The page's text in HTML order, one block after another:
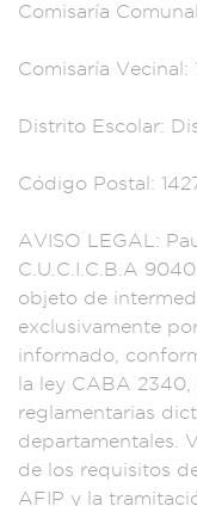
Comisaría
Comisaría Vecinal:
Distrito Escol ar:
Código Postal:
AVISO LEGAL: P
C. U.C.I.C.B.A 9040.
objeto de interme
exc lusivamente po
informado,
la
ley CABA 2340,
reglamentarias
departamentales .
de los requisitos
AFIP y la